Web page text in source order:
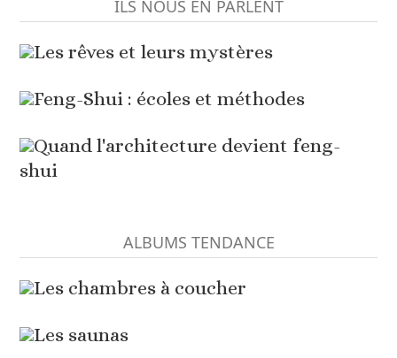
ILS NOUS EN PARLENT
Les rêves et leurs mystères
Feng-Shui : écoles et méthodes
Quand l'architecture devient feng-
shui
ALBUMS TENDANCE
Les chambres à coucher
Les saunas